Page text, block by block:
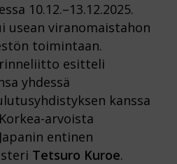
10.12.–13.12.2025.
usean viranomaistahon
toimintaan.
esitteli
yhdessä
kanssa
arvoista
entinen
Tetsuro Kuroe.